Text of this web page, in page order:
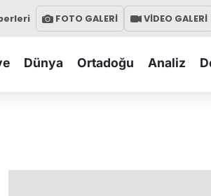
FOTO GALERİ VİDEO GALERİ
Dünya Ortadoğu Analiz